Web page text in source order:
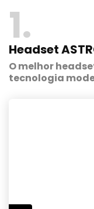
1
Headset
O melhor
tecnologia